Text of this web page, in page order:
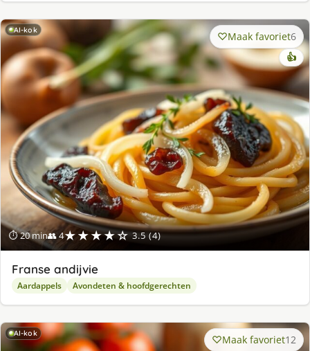
AI-kok
⏱ 20 min👥 4★★★★☆ 3.5 (4)
Maak favoriet6
👍
Franse andijvie
Aardappels Avondeten & hoofdgerechten
AI-kok Maak favoriet12